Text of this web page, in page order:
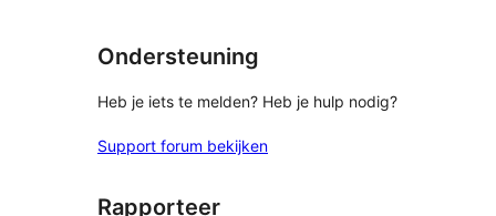
Ondersteuning
Heb je iets te melden? Heb je hulp nodig?
Support forum bekijken
Rapporteer